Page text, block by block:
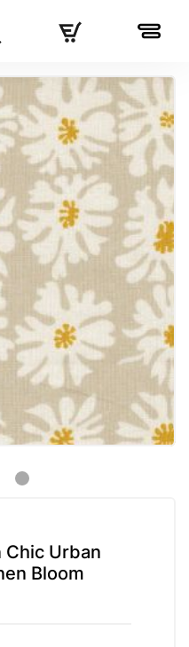
Chic Urban
Bloom